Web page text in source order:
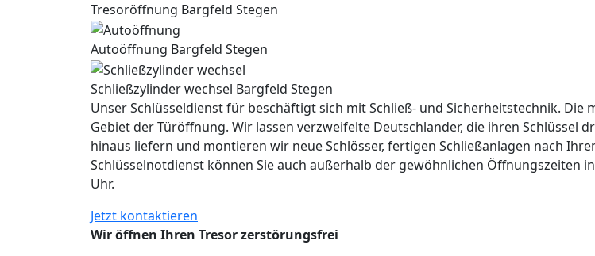
Tresoröffnung Bargfeld Stegen
Autoöffnung Bargfeld Stegen
Schließzylinder wechsel Bargfeld Stegen
Unser Schlüsseldienst für beschäftigt sich mit Schließ- und Sicherheitstechnik.
Gebiet der Türöffnung. Wir lassen verzweifelte Deutschlander, die ihren Schlüssel
hinaus liefern und montieren wir neue Schlösser, fertigen Schließanlagen nach
Schlüsselnotdienst können Sie auch außerhalb der gewöhnlichen Öffnungszeiten
Uhr.
Jetzt kontaktieren
Wir öffnen Ihren Tresor zerstörungsfrei